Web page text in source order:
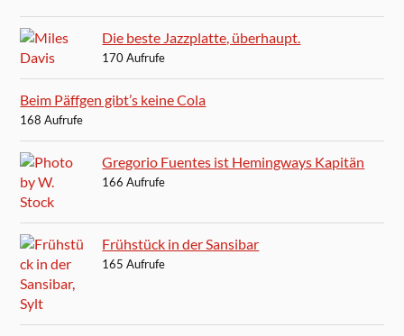
Die beste Jazzplatte, überhaupt.
170 Aufrufe
Beim Päffgen gibt’s keine Cola
168 Aufrufe
Gregorio Fuentes ist Hemingways Kapitän
166 Aufrufe
Frühstück in der Sansibar
165 Aufrufe